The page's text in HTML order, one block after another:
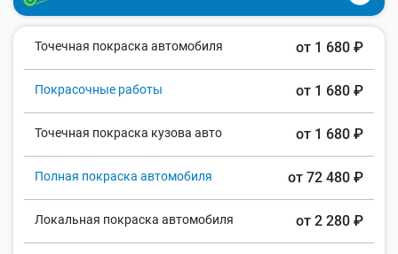
Точечная покраска автомобиля от 1 680 ₽
Покрасочные работы от 1 680 ₽
Точечная покраска кузова авто от 1 680 ₽
Полная покраска автомобиля от 72 480 ₽
Локальная покраска автомобиля от 2 280 ₽